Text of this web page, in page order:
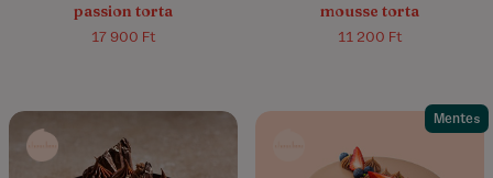
passion torta
17 900 Ft
mousse torta
11 200 Ft
Mentes